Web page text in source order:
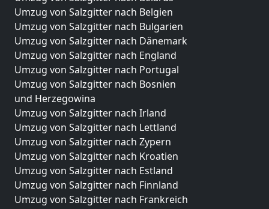
Umzug von Salzgitter nach Belgien
Umzug von Salzgitter nach Bulgarien
Umzug von Salzgitter nach Dänemark
Umzug von Salzgitter nach England
Umzug von Salzgitter nach Portugal
Umzug von Salzgitter nach Bosnien
und Herzegowina
Umzug von Salzgitter nach Irland
Umzug von Salzgitter nach Lettland
Umzug von Salzgitter nach Zypern
Umzug von Salzgitter nach Kroatien
Umzug von Salzgitter nach Estland
Umzug von Salzgitter nach Finnland
Umzug von Salzgitter nach Frankreich